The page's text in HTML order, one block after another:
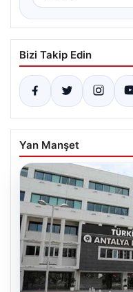
Bizi Takip Edin
Yan Manşet